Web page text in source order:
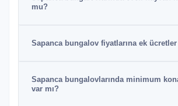
mu?
Sapanca bungalov fiyatlarına ek ücretler
Sapanca bungalovlarında minimum
var mı?